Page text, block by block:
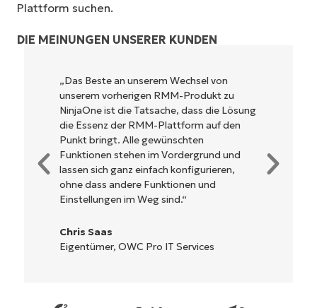
Plattform suchen.
DIE MEINUNGEN UNSERER KUNDEN
NinjaOne ist unglaublich leicht zu bedienen
und kombiniert ein schnelles Interface mit
leistungsstarken Funktionen im Backend.
Es muss nicht erst kompliziert eingerichtet
werden und verzichtet auf eine komplexe
Steuerung. Alle Optionen und Tools sind
klar beschrieben, einfach zu verstehen und
die Benutzeroberfläche ist leicht zu
bedienen.
Ryan Reiffenberger
Reiffenberger.NET Technology Solutions
Starten Sie Ihre 14-tägige